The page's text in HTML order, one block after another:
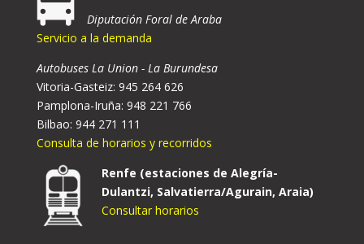
Diputación Foral de Araba
Servicio a la demanda
Autobuses La Union - La Burundesa
Vitoria-Gasteiz: 945 264 626
Pamplona-Iruña: 948 221 766
Bilbao: 944 271 111
Consulta de horarios y recorridos
Renfe (estaciones de Alegría-
Dulantzi, Salvatierra/Agurain, Araia)
Consultar horarios